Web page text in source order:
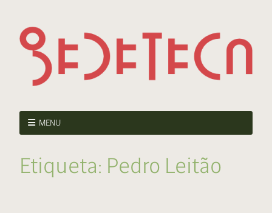
MENU
Etiqueta: Pedro Leitão